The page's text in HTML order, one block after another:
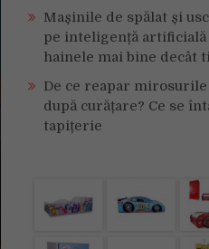
Mașinile de spălat și
pe inteligență artificială
hainele mai bine decât
De ce reapar mirosurile
după curățare? Ce se
tapițerie